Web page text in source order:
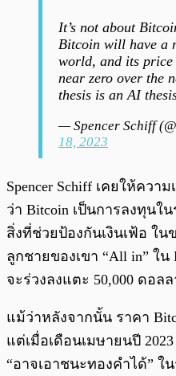
It’s not about
Bitcoin will have a
world, and its
near zero over the
thesis is an AI
— Spencer Schiff
18, 2023
Spencer Schiff เคยให้ควา
ว่า Bitcoin เป็นการลงทุนใ
สิ่งที่ช่วยป้องกันเงินเฟ้อ ใน
ลูกชายของเขา “All in” ใ
จะร่วงลงแตะ 50,000 ดอลล
แม้ว่าหลังจากนั้น ราคา
แต่เมื่อเดือนเมษายนปี
“อาจเอาชนะทองคำได้” ใ